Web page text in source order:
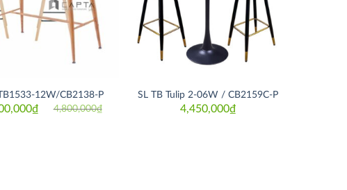
12W/CB2138-P
4,800,000₫
Original
₫
Current
SL TB Tulip 2-06W / CB2159C-P
4,450,000₫